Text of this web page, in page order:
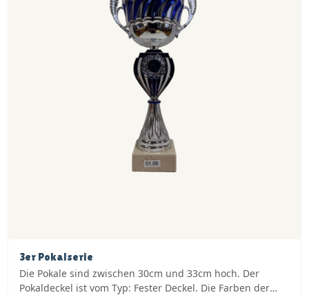
3er Pokalserie
Die Pokale sind zwischen 30cm und 33cm hoch. Der
Pokaldeckel ist vom Typ: Fester Deckel. Die Farben der